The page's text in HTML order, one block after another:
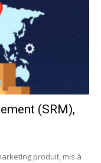
(SRM),
produit, mis à